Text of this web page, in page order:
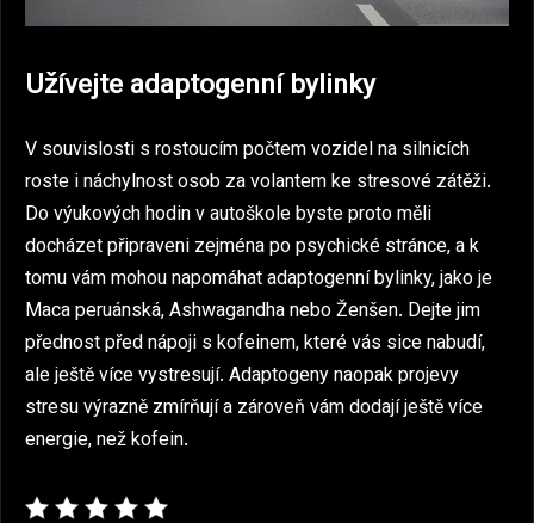
Užívejte adaptogenní bylinky
V souvislosti s rostoucím počtem vozidel na silnicích
roste i náchylnost osob za volantem ke stresové zátěži.
Do výukových hodin v autoškole byste proto měli
docházet připraveni zejména po psychické stránce, a k
tomu vám mohou napomáhat adaptogenní bylinky, jako je
Maca peruánská, Ashwagandha nebo Ženšen. Dejte jim
přednost před nápoji s kofeinem, které vás sice nabudí,
ale ještě více vystresují. Adaptogeny naopak projevy
stresu výrazně zmírňují a zároveň vám dodají ještě více
energie, než kofein.